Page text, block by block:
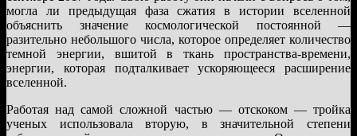
могла ли предыдущая фаза сжатия в истории вселенной
объяснить значение космологической постоянной —
разительно небольшого числа, которое определяет количество
темной энергии, вшитой в ткань пространства-времени,
энергии, которая подталкивает ускоряющееся расширение
вселенной.
Работая над самой сложной частью — отскоком — тройка
ученых использовала вторую, в значительной степени